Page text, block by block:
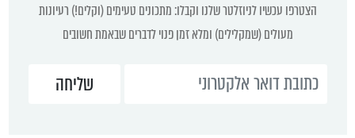
הצטרפו עכשיו לניוזלטר שלנו וקבלו: מתכונים טעימים (וקלים!) רעיונות
מעולים (שמקלילים) ומלא זמן פנוי לדברים שבאמת חשובים